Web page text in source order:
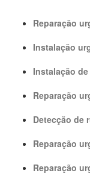
Reparação
Instalação
Instalação
Reparação
Detecção de
Reparação
Reparação